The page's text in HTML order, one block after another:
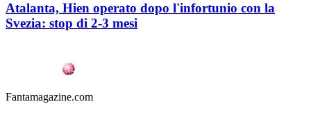
Atalanta, Hien operato dopo l'infortunio con la
Svezia: stop di 2-3 mesi
Fantamagazine.com